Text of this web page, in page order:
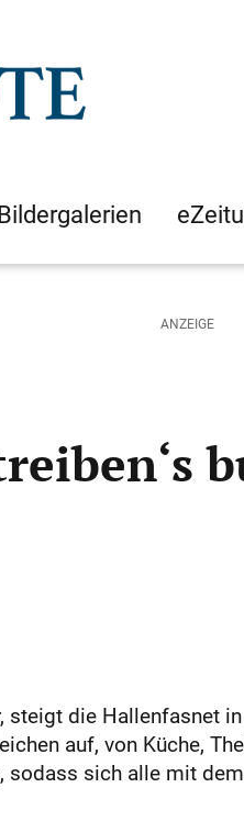
steigt die Hallenfasnet
auf, von Küche,
sodass sich alle mit